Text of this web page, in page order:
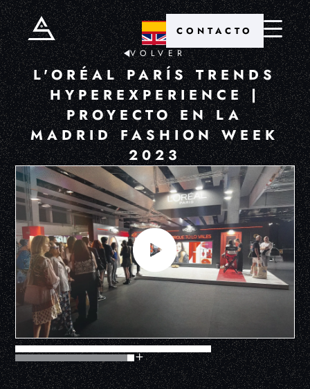
CONTACTO
VOLVER
L'ORÉAL PARÍS TRENDS
HYPEREXPERIENCE |
PROYECTO EN LA
MADRID FASHION WEEK
2023